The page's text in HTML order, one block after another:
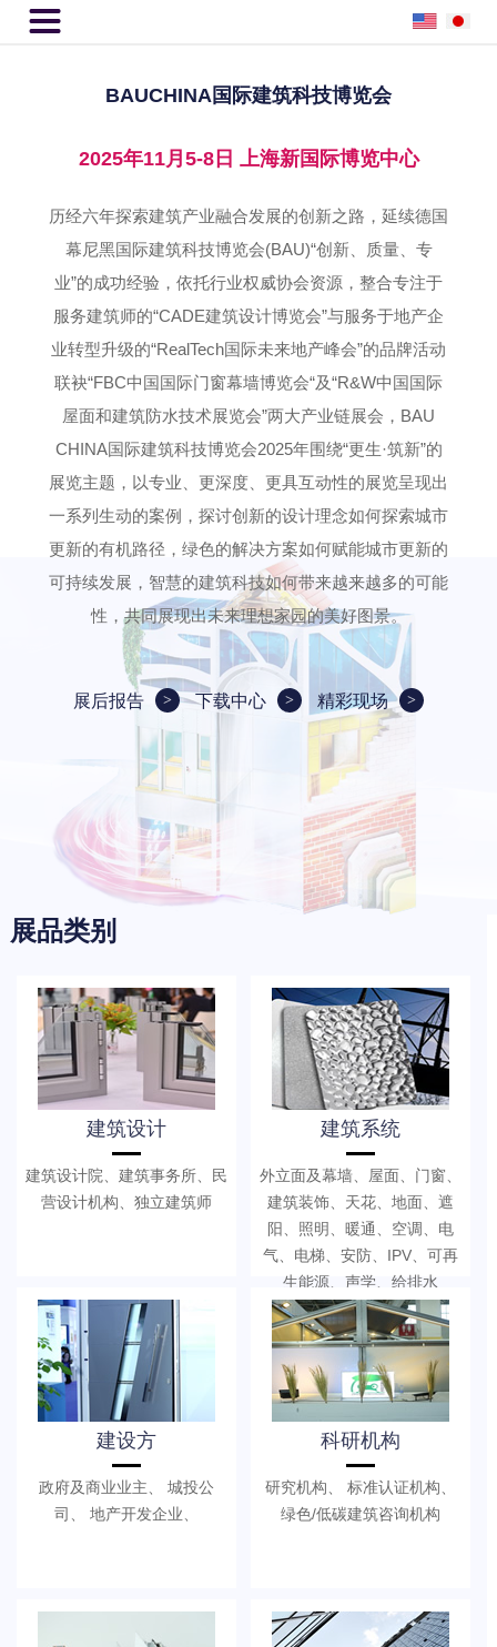

BAUCHINA国际建筑科技博览会
2025年11月5-8日 上海新国际博览中心
历经六年探索建筑产业融合发展的创新之路，延续德国
幕尼黑国际建筑科技博览会(BAU)“创新、质量、专
业”的成功经验，依托行业权威协会资源，整合专注于
服务建筑师的“CADE建筑设计博览会”与服务于地产企
业转型升级的“RealTech国际未来地产峰会”的品牌活动
联袂“FBC中国国际门窗幕墙博览会“及“R&W中国国际
屋面和建筑防水技术展览会”两大产业链展会，BAU
CHINA国际建筑科技博览会2025年围绕“更生·筑新”的
展览主题，以专业、更深度、更具互动性的展览呈现出
一系列生动的案例，探讨创新的设计理念如何探索城市
更新的有机路径，绿色的解决方案如何赋能城市更新的
可持续发展，智慧的建筑科技如何带来越来越多的可能
性，共同展现出未来理想家园的美好图景。
展后报告 下载中心 精彩现场
展品类别
建筑设计
建筑设计院、建筑事务所、民
营设计机构、独立建筑师
建筑系统
外立面及幕墙、屋面、门窗、
建筑装饰、天花、地面、遮
阳、照明、暖通、空调、电
气、电梯、安防、IPV、可再
生能源、声学、给排水
建设方
政府及商业业主、 城投公
司、 地产开发企业、
科研机构
研究机构、 标准认证机构、
绿色/低碳建筑咨询机构